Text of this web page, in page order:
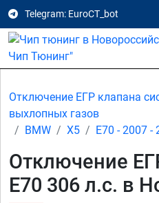
Telegram: EuroCT_bot
Отключение ЕГР клапана
выхлопных газов
BMW
X5 E70 - 2007 -
Отключение
E70 306 л.с. в